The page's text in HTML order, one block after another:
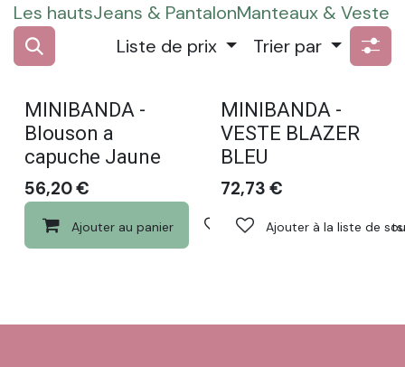
Les hautsJeans & PantalonManteaux & Veste
Liste de prix
Trier par
MINIBANDA -
Blouson a
capuche Jaune
56,20€
Ajouter au panier Ajouter à la liste de souhaits
MINIBANDA -
VESTE BLAZER
BLEU
72,73 €
Ajouter à la liste de